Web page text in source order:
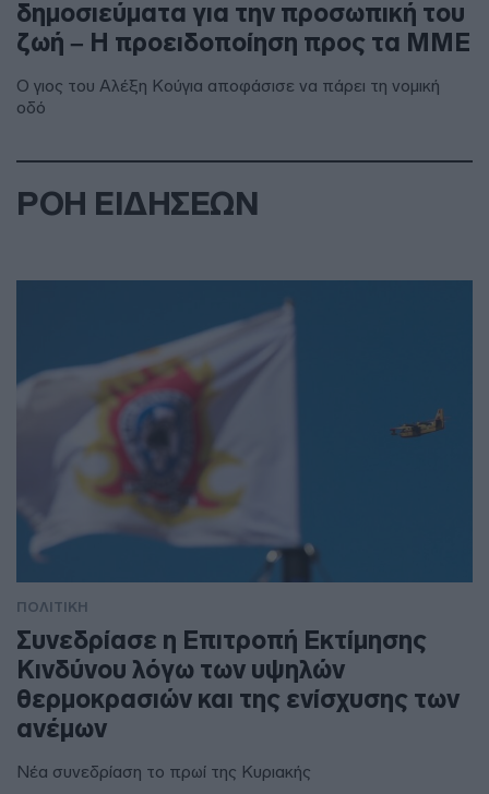
δημοσιεύματα για την προσωπική του
ζωή – Η προειδοποίηση προς τα ΜΜΕ
Ο γιος του Αλέξη Κούγια αποφάσισε να πάρει τη νομική
οδό
ΡΟΗ ΕΙΔΗΣΕΩΝ
ΠΟΛΙΤΙΚΗ
Συνεδρίασε η Επιτροπή Εκτίμησης
Κινδύνου λόγω των υψηλών
θερμοκρασιών και της ενίσχυσης των
ανέμων
Νέα συνεδρίαση το πρωί της Κυριακής